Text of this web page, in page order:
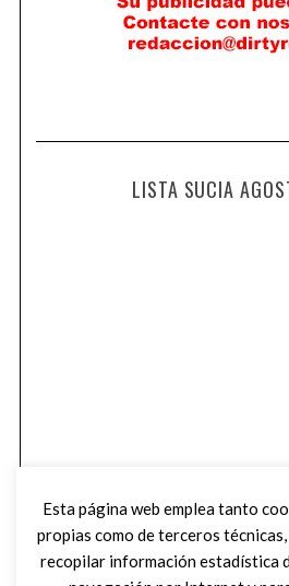
LISTA SUCIA
Esta página web emplea tanto
propias como de terceros
recopilar información estadística